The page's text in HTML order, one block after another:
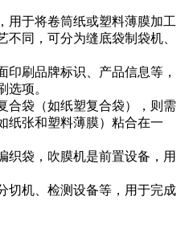
用于将卷筒纸或塑料薄膜加工
不同，可分为缝底袋制袋机、
印刷品牌标识、产品信息等，
选项。
合袋（如纸塑复合袋），则需
纸张和塑料薄膜）粘合在一
织袋，吹膜机是前置设备，用
切机、检测设备等，用于完成